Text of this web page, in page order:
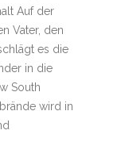
Auf der
Vater, den
es die
in die
South
wird in